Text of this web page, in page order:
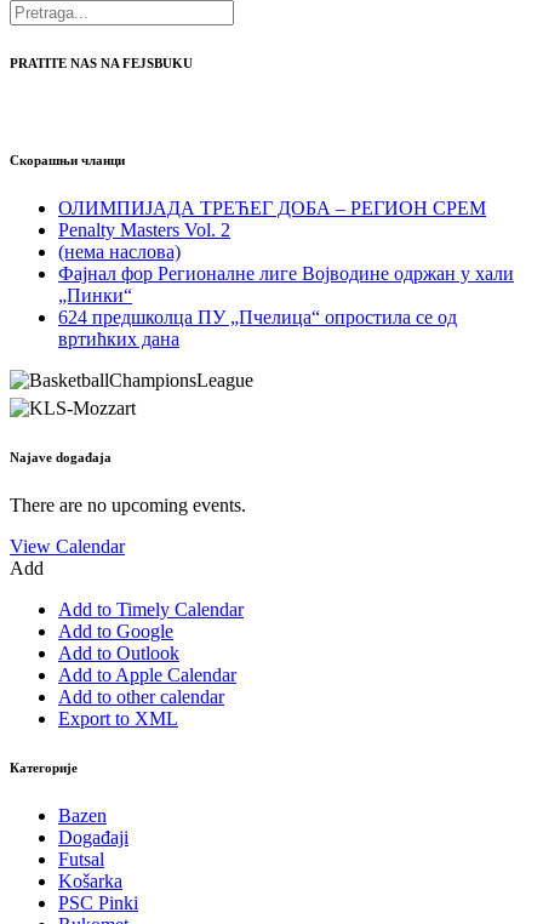
PRATITE NAS NA FEJSBUKU
Скорашњи чланци
ОЛИМПИЈАДА ТРЕЋЕГ ДОБА – РЕГИОН СРЕМ
Penalty Masters Vol. 2
(нема наслова)
Фајнал фор Регионалне лиге Војводине одржан у хали
„Пинки“
624 предшколца ПУ „Пчелица“ опростила се од
вртићких дана
Najave događaja
There are no upcoming events.
View Calendar
Add
Add to Timely Calendar
Add to Google
Add to Outlook
Add to Apple Calendar
Add to other calendar
Export to XML
Категорије
Bazen
Događaji
Futsal
Košarka
PSC Pinki